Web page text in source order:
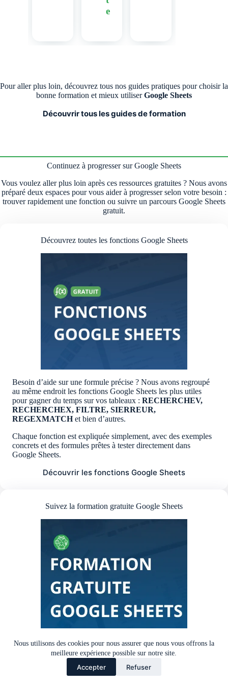
Nous utilisons des cookies pour nous assurer que nous vous offrons la
meilleure expérience possible sur notre site.
Accepter Refuser
e
Pour aller plus loin, découvrez tous nos guides pratiques pour choisir la
bonne formation et mieux utiliserGoogle Sheets
Découvrir tous les guides de formation
Continuez à progresser sur Google Sheets
Vous voulez aller plus loin après ces ressources gratuites ? Nous avons
préparé deux espaces pour vous aider à progresser selon votre besoin :
trouver rapidement une fonction ou suivre un parcours Google Sheets
gratuit.
Découvrez toutes les fonctions Google Sheets
Besoin d’aide sur une formule précise ? Nous avons regroupé
au même endroit les fonctions Google Sheets les plus utiles
pour gagner du temps sur vos tableaux : RECHERCHEV,
RECHERCHEX, FILTRE, SIERREUR,
REGEXMATCHet bien d’autres.
Chaque fonction est expliquée simplement, avec des exemples
concrets et des formules prêtes à tester directement dans
Google Sheets.
Découvrir les fonctions Google Sheets
Suivez la formation gratuite Google Sheets
Vous préférez apprendre étape par étape ? Découvrez
formation gratuite Google Sheets
pour maîtriser les bases et d’un PDF téléchargeable